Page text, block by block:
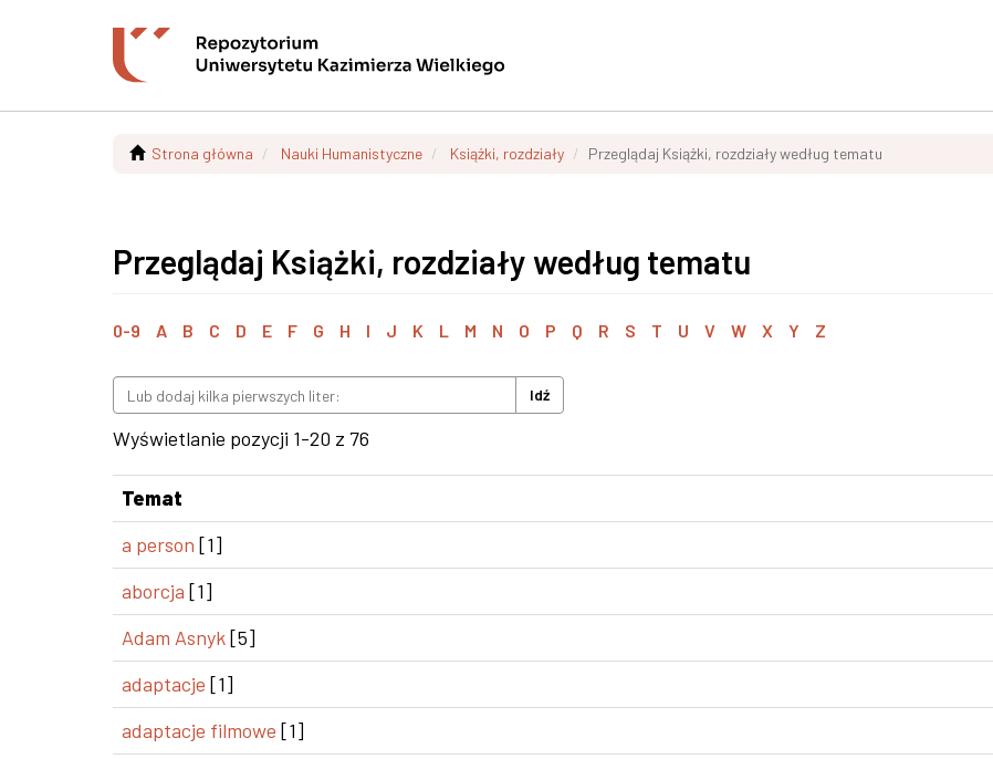
Strona główna Nauki Humanistyczne Książki, rozdziały Przeglądaj Książki, rozdziały według tematu
Przeglądaj Książki, rozdziały według tematu
0-9 A B C D E F G H I J K L M N O P Q R S T U V W X Y Z
Idź
Wyświetlanie pozycji 1-20 z 76
Temat
a person [1]
aborcja [1]
Adam Asnyk[5]
adaptacje [1]
adaptacje filmowe [1]